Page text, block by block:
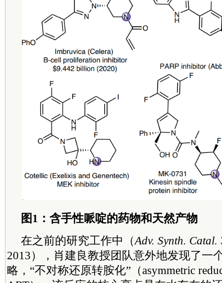
图1：含手性哌啶的药物和天然产物
在之前的研究工作中（Adv. Synth. Catal.
2013），肖建良教授团队意外地发现了一
略，“不对称还原转胺化”（asymmetric